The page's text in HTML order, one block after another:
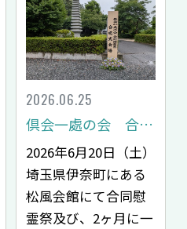
2026.06.25
倶会一處の会 合同慰霊祭・合祀式レポート
2026年6月20日（土）
埼玉県伊奈町にある
松風会館にて合同慰
霊祭及び、2ヶ月に一